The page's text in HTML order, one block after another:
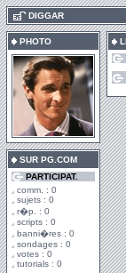
DIGGAR
PHOTO
SUR PG.COM
PARTICIPAT.
comm. : 0
sujets : 0
r�p. : 0
scripts : 0
banni�res : 0
sondages : 0
votes : 0
tutorials : 0